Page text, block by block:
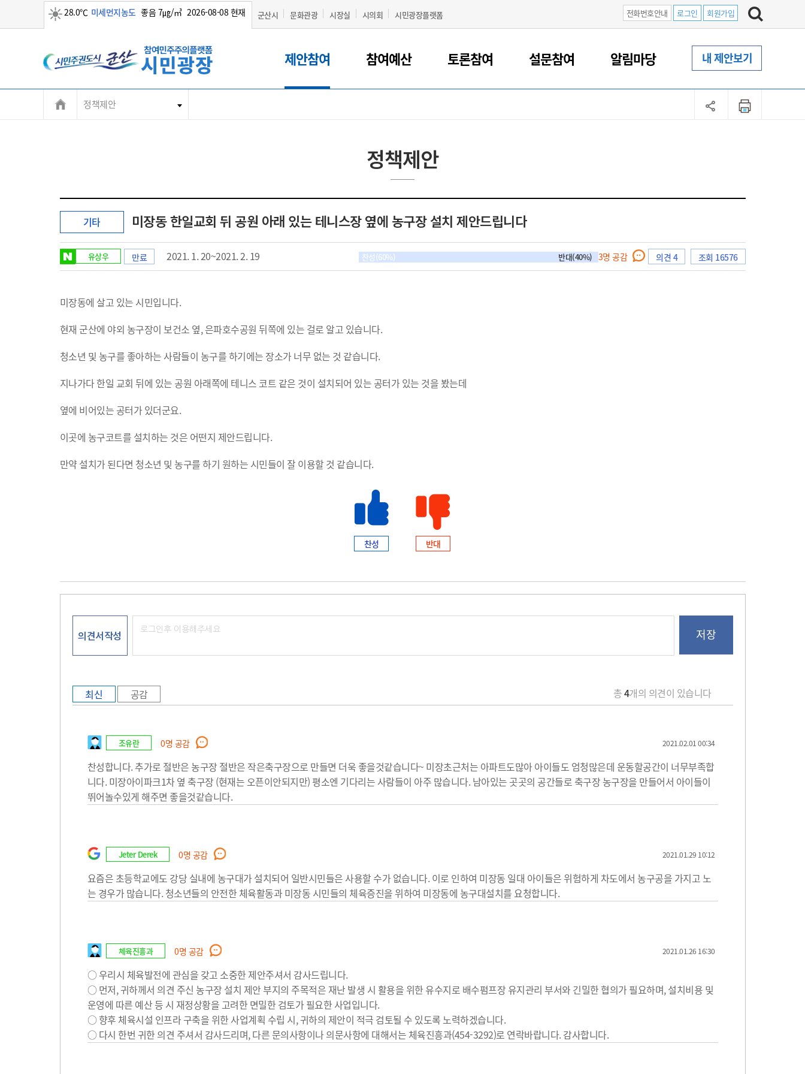
28.0℃ 미세먼지농도 좋음 7㎍/㎥ 2026-08-08 현재 군산시 문화관광 시장실 시의회 시민광장플랫폼 전화번호안내 로그인 회원가입
제안참여 참여예산 토론참여 설문참여 알림마당 내 제안보기
정책제안
정책제안
기타 미장동 한일교회 뒤 공원 아래 있는 테니스장 옆에 농구장 설치 제안드립니다
유상우 만료 2021. 1. 20~2021. 2. 19 찬성(60%) 반대(40%) 3명 공감 의견 4 조회 16576
미장동에 살고 있는 시민입니다.
현재 군산에 야외 농구장이 보건소 옆, 은파호수공원 뒤쪽에 있는 걸로 알고 있습니다.
청소년 및 농구를 좋아하는 사람들이 농구를 하기에는 장소가 너무 없는 것 같습니다.
지나가다 한일 교회 뒤에 있는 공원 아래쪽에 테니스 코트 같은 것이 설치되어 있는 공터가 있는 것을 봤는데
옆에 비어있는 공터가 있더군요.
이곳에 농구코트를 설치하는 것은 어떤지 제안드립니다.
만약 설치가 된다면 청소년 및 농구를 하기 원하는 시민들이 잘 이용할 것 같습니다.
찬성 반대
의견서작성
최신 공감 총4개의 의견이 있습니다
조유란 0명 공감 2021.02.01 00:34
찬성합니다. 추가로 절반은 농구장 절반은 작은축구장으로 만들면 더욱 좋을것같습니다~ 미장초근처는 아파트도많아 아이들도 엄청많은데 운동할공간이 너무부족합
니다. 미장아이파크1차 옆 축구장 (현재는 오픈이안되지만) 평소엔 기다리는 사람들이 아주 많습니다. 남아있는 곳곳의 공간들로 축구장 농구장을 만들어서 아이들이
뛰어놀수있게 해주면 좋을것같습니다.
Jeter Derek 0명 공감 2021.01.29 10:12
요즘은 초등학교에도 강당 실내에 농구대가 설치되어 일반시민들은 사용할 수가 없습니다. 이로 인하여 미장동 일대 아이들은 위험하게 차도에서 농구공을 가지고 노
는 경우가 많습니다. 청소년들의 안전한 체육활동과 미장동 시민들의 체육증진을 위하여 미장동에 농구대설치를 요청합니다.
체육진흥과 0명 공감 2021.01.26 16:30
○ 우리시 체육발전에 관심을 갖고 소중한 제안주셔서 감사드립니다.
○ 먼저, 귀하께서 의견 주신 농구장 설치 제안 부지의 주목적은 재난 발생 시 활용을 위한 유수지로 배수펌프장 유지관리 부서와 긴밀한 협의가 필요하며, 설치비용 및
운영에 따른 예산 등 시 재정상황을 고려한 면밀한 검토가 필요한 사업입니다.
○ 향후 체육시설 인프라 구축을 위한 사업계획 수립 시, 귀하의 제안이 적극 검토될 수 있도록 노력하겠습니다.
○ 다시 한번 귀한 의견 주셔서 감사드리며, 다른 문의사항이나 의문사항에 대해서는 체육진흥과(454-3292)로 연락바랍니다. 감사합니다.